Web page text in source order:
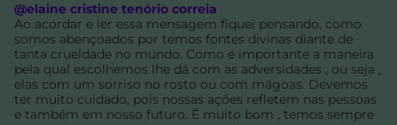
@elaine cristine tenório correia
Ao acordar e ler essa mensagem fiquei pensando, como
somos abençoados por temos fontes divinas diante de
tanta crueldade no mundo. Como é importante a maneira
pela qual escolhemos lhe dá com as adversidades , ou seja ,
elas com um sorriso no rosto ou com mágoas. Devemos
ter muito cuidado, pois nossas ações refletem nas pessoas
e também em nosso futuro. É muito bom , temos sempre